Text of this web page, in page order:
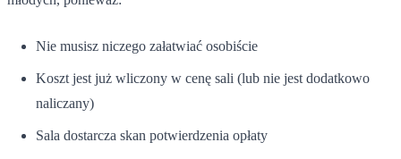
Nie musisz niczego załatwiać osobiście
Koszt jest już wliczony w cenę sali (lub nie jest dodatkowo
naliczany)
Sala dostarcza skan potwierdzenia opłaty